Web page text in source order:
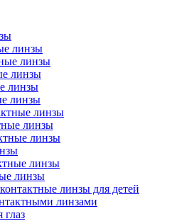
линзы
линзы
линзы
линзы
линзы
линзы
линзы
линзы
линзы
линзы
линзы для детей
линзами